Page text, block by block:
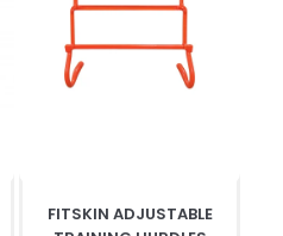
FITSKIN ADJUSTABLE